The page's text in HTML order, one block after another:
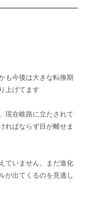
も今後は大きな転換期
上げてます
現在岐路に立たされて
ればならず目が離せま
ていません。まだ進化
が出てくるのを見逃し